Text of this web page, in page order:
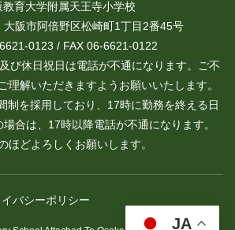
教育大学附属天王寺小学校
阪市阿倍野区松崎町1丁目2番45号
0123 / FAX 06-6621-0122
び休日祝日は電話が不通になります。ご不
理解いただきますようお願いいたします。
制を採用しており、17時に勤務を終える日
合は、17時以降電話が不通になります。
ほどよろしくお願いします。
バシーポリシー
JA